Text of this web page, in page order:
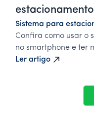
Sistema para
Confira como usar o
no smartphone e ter
Ler artigo